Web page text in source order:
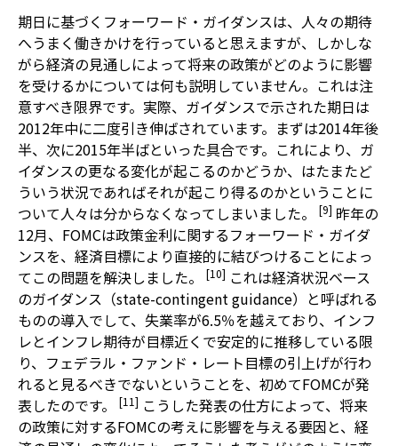
期日に基づくフォーワード・ガイダンスは、人々の期待
へうまく働きかけを行っていると思えますが、しかしな
がら経済の見通しによって将来の政策がどのように影響
を受けるかについては何も説明していません。これは注
意すべき限界です。実際、ガイダンスで示された期日は
2012年中に二度引き伸ばされています。まずは2014年後
半、次に2015年半ばといった具合です。これにより、ガ
イダンスの更なる変化が起こるのかどうか、はたまたど
ういう状況であればそれが起こり得るのかということに
ついて人々は分からなくなってしまいました。
[9] 昨年の
12月、FOMCは政策金利に関するフォーワード・ガイダ
ンスを、経済目標により直接的に結びつけることによっ
てこの問題を解決しました。
[10] これは経済状況ベース
のガイダンス（state-contingent guidance）と呼ばれる
ものの導入でして、失業率が6.5％を越えており、インフ
レとインフレ期待が目標近くで安定的に推移している限
り、フェデラル・ファンド・レート目標の引上げが行わ
れると見るべきでないということを、初めてFOMCが発
表したのです。
[11] こうした発表の仕方によって、将来
の政策に対するFOMCの考えに影響を与える要因と、経